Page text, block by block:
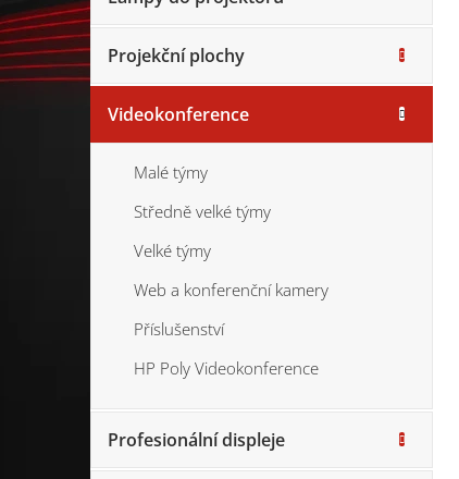
Projekční plochy
Videokonference
Malé týmy
Středně velké týmy
Velké týmy
Web a konferenční kamery
Příslušenství
HP Poly Videokonference
Profesionální displeje